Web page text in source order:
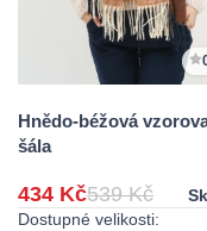
Hnědo-béžová
šála
434 Kč539 Kč
Dostupné velikosti: